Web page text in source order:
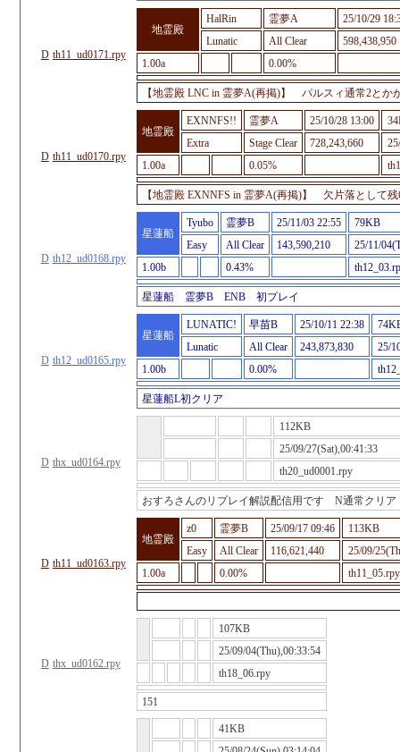
D th11_ud0171.rpy
地霊殿
HalRin 霊夢A
25/10/29
Lunatic
All Clear
598,438,950
1.00a
0.00%
【地霊殿 LNC in 霊夢A(再掲)】 パルスィ通常2とか
D th11_ud0170.rpy
地霊殿
EXNNFS!! 霊夢A 25/10/28 13:00
Extra
Stage Clear 728,243,660
1.00a
0.05%
【地霊殿 EXNNFS in 霊夢A(再掲)】 欠片落として
D th12_ud0168.rpy
星蓮船
Tyubo 霊夢B 25/11/03 22:55
79KB
Easy
All Clear 143,590,210
25/11/
1.00b
0.43%
星蓮船 霊夢B ENB 初プレイ
D th12_ud0165.rpy
星蓮船
LUNATIC! 早苗B 25/10/11 22:38
Lunatic
All Clear 243,873,830
25/
1.00b
0.00%
星蓮船L初クリア
D thx_ud0164.rpy
112KB
25/09/27(Sat),00:41:33
th20_ud0001.rpy
おすろさんのリプレイ解説配信用です N通常クリ
D th11_ud0163.rpy
地霊殿
z0 霊夢B 25/09/17 09:46
113KB
Easy
All Clear 116,621,440
25/09/
1.00a
0.00% th11_05.rpy
D thx_ud0162.rpy
107KB
25/09/04(Thu),00:33:54
th18_06.rpy
151
41KB